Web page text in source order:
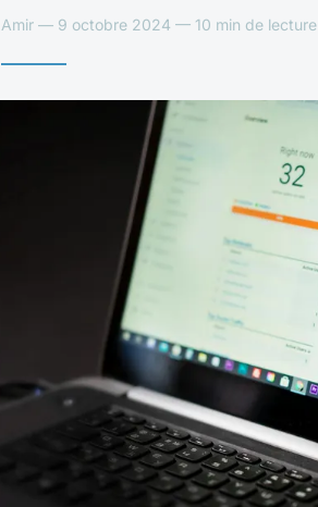
Amir — 9 octobre 2024 — 10 min de lecture